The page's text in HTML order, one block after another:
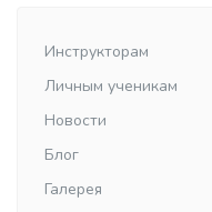
Инструкторам
Личным ученикам
Новости
Блог
Галерея